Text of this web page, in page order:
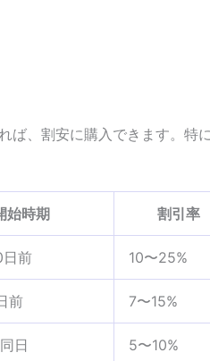
、割安に購入できます。特
始時期 割引率
前 10〜25%
前 7〜15%
日 5〜10%